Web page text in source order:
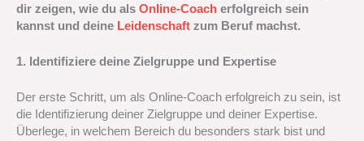
dir zeigen, wie du als Online-Coach erfolgreich sein
kannst und deine Leidenschaft zum Beruf machst.
1. Identifiziere deine Zielgruppe und Expertise
Der erste Schritt, um als Online-Coach erfolgreich zu sein, ist
die Identifizierung deiner Zielgruppe und deiner Expertise.
Überlege, in welchem Bereich du besonders stark bist und